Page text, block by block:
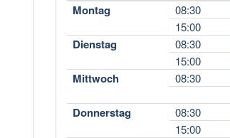
Montag
08:30
15:00
Dienstag 08:30
15:00
Mittwoch 08:30
Donnerstag 08:30
15:00